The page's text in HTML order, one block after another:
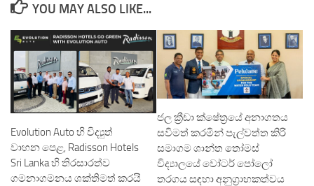
YOU MAY ALSO LIKE...
Evolution Auto හි විද්‍යුත්
වාහන පෙළ, Radisson Hotels
Sri Lanka හි තිරසාරත්ව
ගමනාගමනය ශක්තිමත් කරයි
ජල ක්‍රීඩා ක්ෂේත්‍රයේ අනාගතය
සවිමත් කරමින් පැල්වත්ත කිරි
සමාගම ශාන්ත තෝමස්
විද්‍යාලයේ වෝටර් පෝලෝ
තරගය සඳහා අනුග්‍රාහකත්වය